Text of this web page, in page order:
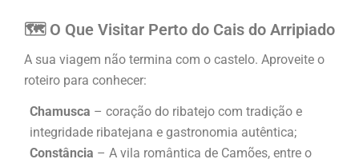
🗺️ O Que Visitar Perto do Cais do Arripiado
A sua viagem não termina com o castelo. Aproveite o
roteiro para conhecer:
Chamusca – coração do ribatejo com tradição e
integridade ribatejana e gastronomia autêntica;
Constância – A vila romântica de Camões, entre o